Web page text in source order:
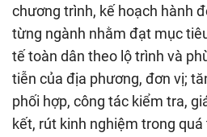
chương trình, kế hoạch hành
từng ngành nhằm đạt mục
tế toàn dân theo lộ trình và
tiễn của địa phương, đơn vị;
phối hợp, công tác kiểm tra,
kết, rút kinh nghiệm trong